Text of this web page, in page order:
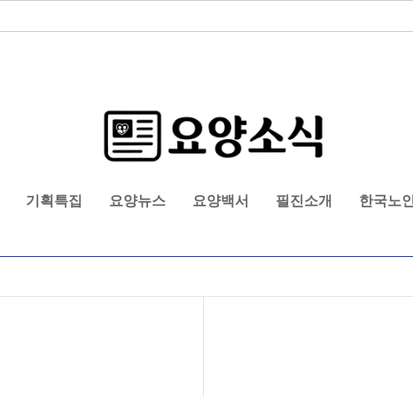
기획특집 요양뉴스 요양백서 필진소개 한국노